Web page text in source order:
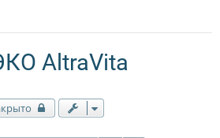
AltraVita